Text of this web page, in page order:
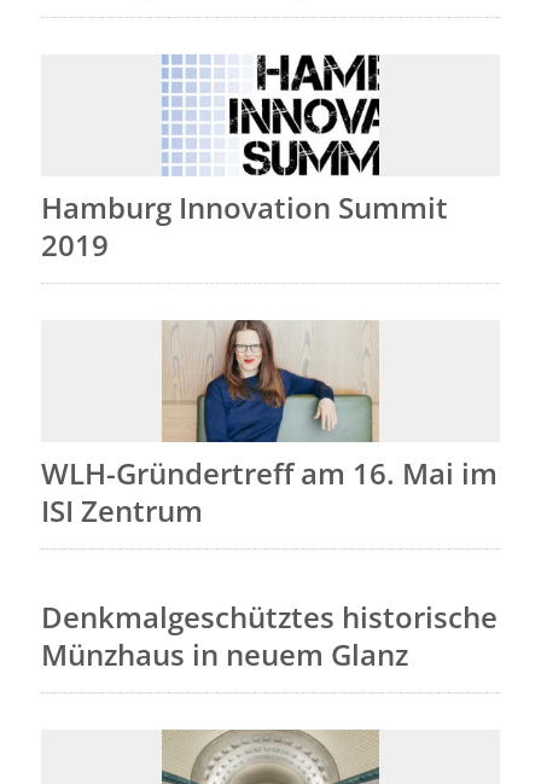
Hamburg Innovation Summit
2019
WLH-Gründertreff am 16. Mai im
ISI Zentrum
Denkmalgeschütztes historische
Münzhaus in neuem Glanz